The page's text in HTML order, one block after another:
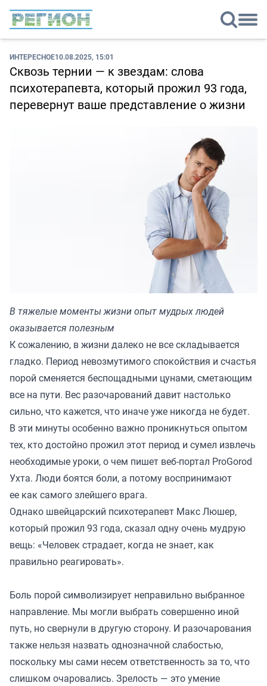
ИНТЕРЕСНОЕ10.08.2025, 15:01
Сквозь тернии — к звездам: слова
психотерапевта, который прожил 93 года,
перевернут ваше представление о жизни
В тяжелые моменты жизни опыт мудрых людей
оказывается полезным
К сожалению, в жизни далеко не все складывается
гладко. Период невозмутимого спокойствия и счастья
порой сменяется беспощадными цунами, сметающим
все на пути. Вес разочарований давит настолько
сильно, что кажется, что иначе уже никогда не будет.
В эти минуты особенно важно проникнуться опытом
тех, кто достойно прожил этот период и сумел извлечь
необходимые уроки, о чем пишет веб-портал ProGorod
Ухта. Люди боятся боли, а потому воспринимают
ее как самого злейшего врага.
Однако швейцарский психотерапевт Макс Люшер,
который прожил 93 года, сказал одну очень мудрую
вещь: «Человек страдает, когда не знает, как
правильно реагировать».
Боль порой символизирует неправильно выбранное
направление. Мы могли выбрать совершенно иной
путь, но свернули в другую сторону. И разочарования
также нельзя назвать однозначной слабостью,
поскольку мы сами несем ответственность за то, что
слишком очаровались. Зрелость — это умение